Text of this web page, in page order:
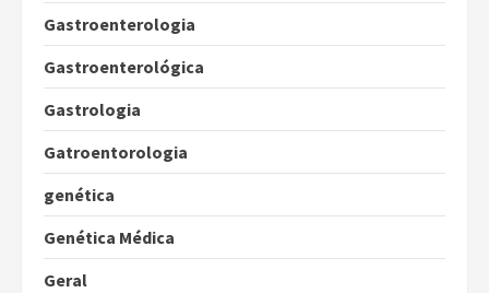
Gastroenterologia
Gastroenterológica
Gastrologia
Gatroentorologia
genética
Genética Médica
Geral